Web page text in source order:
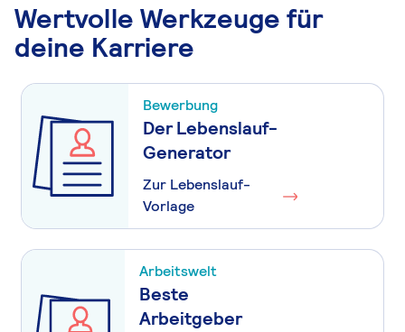
Wertvolle Werkzeuge für
deine Karriere
Bewerbung
Der Lebenslauf-
Generator
Zur Lebenslauf-
Vorlage
Arbeitswelt
Beste
Arbeitgeber